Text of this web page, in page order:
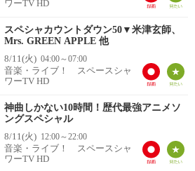
ワーTV HD
スペシャカウントダウン50▼米津玄師、
Mrs. GREEN APPLE 他
8/11(火) 04:00～07:00
音楽・ライブ！ スペースシャ
ワーTV HD
神曲しかない10時間！歴代最強アニメソ
ングスペシャル
8/11(火) 12:00～22:00
音楽・ライブ！ スペースシャ
ワーTV HD